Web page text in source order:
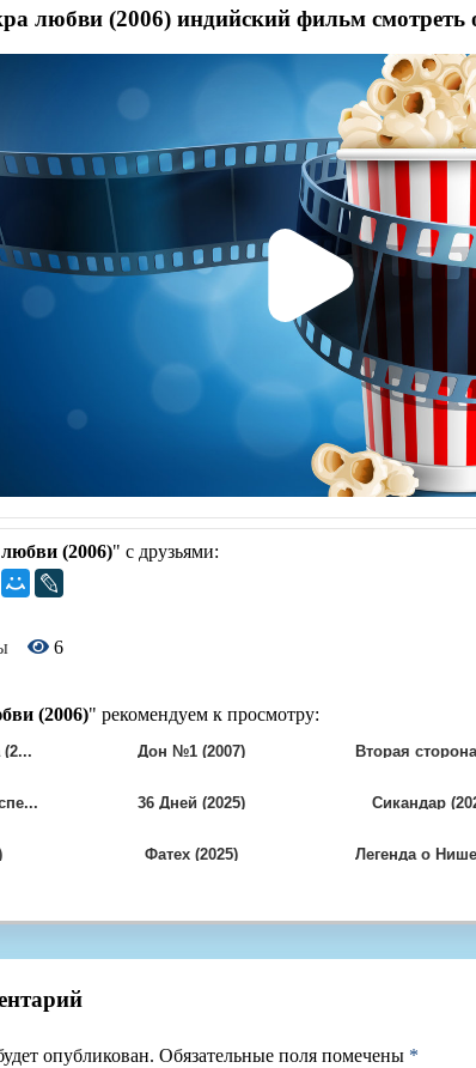
любви (2006) индийский фильм смотреть
(2006)" с друзьями:
6
(2006)" рекомендуем к просмотру:
Дон №1 (2007) Вторая
36 Дней (2025) Сикандар
Фатех (2025) Легенда о
опубликован. Обязательные поля помечены *